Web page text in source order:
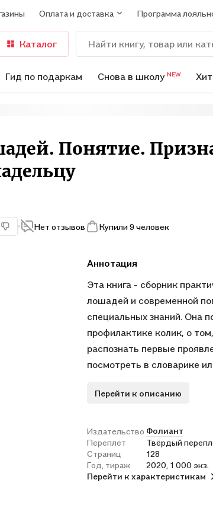
Оплата и доставка Программа
Каталог
Гид по подаркам Снова в школу NEW
Понятие.
Нет отзывов Купили 9 человек
Аннотация
Эта книга - сборник
лошадей и современной
специальных знаний. Она
профилактике колик, о
распознать первые
посмотреть в словарике
Помните, что
Книга предназначена для
конной отрасли, не
образования: коноводов,
монографии кратко
Перейти к описанию
Издательство Фолиант
Переплет
Твёрдый
Страниц
128
Год, тираж
2020, 1 000 экз.
Перейти к характеристикам